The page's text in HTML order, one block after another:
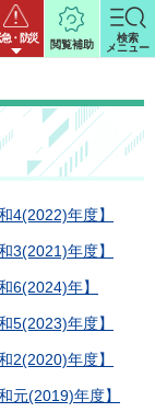
・防災
閲覧補助
検索
メニュー
4(2022)年度】
3(2021)年度】
6(2024)年】
5(2023)年度】
2(2020)年度】
元(2019)年度】